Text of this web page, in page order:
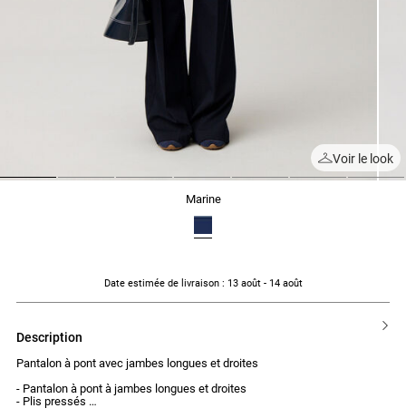
Voir le look
marine
Date estimée de livraison: 13 août - 14 août
description
Pantalon à pont avec jambes longues et droites
- Pantalon à pont à jambes longues et droites
- Plis pressés